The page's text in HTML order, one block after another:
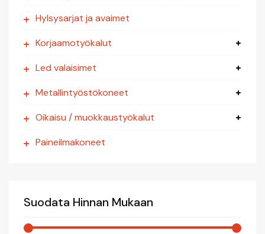
Hylsysarjat ja avaimet
Korjaamotyökalut
Led valaisimet
Metallintyöstökoneet
Oikaisu / muokkaustyökalut
Paineilmakoneet
Suodata Hinnan Mukaan
8,90€